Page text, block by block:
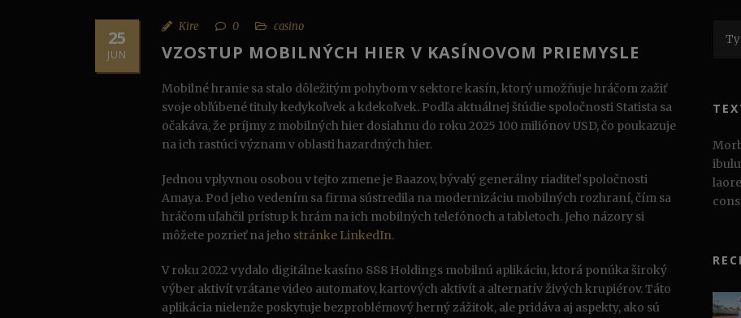
25
JUN
Kire 0 casino
VZOSTUP MOBILNÝCH HIER V KASÍNOVOM PRIEMYSLE
Mobilné hranie sa stalo dôležitým pohybom v sektore kasín, ktorý umožňuje hráčom zažiť
svoje obľúbené tituly kedykoľvek a kdekoľvek. Podľa aktuálnej štúdie spoločnosti Statista sa
očakáva, že príjmy z mobilných hier dosiahnu do roku 2025 100 miliónov USD, čo poukazuje
na ich rastúci význam v oblasti hazardných hier.
Jednou vplyvnou osobou v tejto zmene je Baazov, bývalý generálny riaditeľ spoločnosti
Amaya. Pod jeho vedením sa firma sústredila na modernizáciu mobilných rozhraní, čím sa
hráčom uľahčil prístup k hrám na ich mobilných telefónoch a tabletoch. Jeho názory si
môžete pozrieť na jeho stránke LinkedIn.
V roku 2022 vydalo digitálne kasíno 888 Holdings mobilnú aplikáciu, ktorá ponúka široký
výber aktivít vrátane video automatov, kartových aktivít a alternatív živých krupiérov. Táto
aplikácia nielenže poskytuje bezproblémový herný zážitok, ale pridáva aj aspekty, ako sú